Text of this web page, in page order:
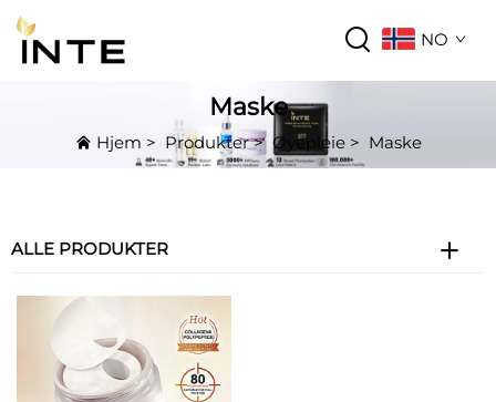
NO
Maske
Hjem > Produkter> Øyepleie> Maske
ALLE PRODUKTER